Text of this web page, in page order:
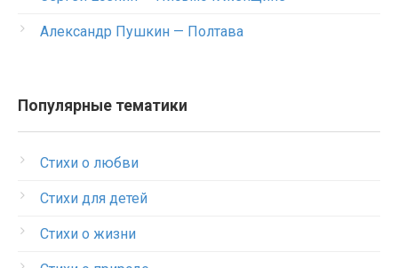
Александр Пушкин — Полтава
Популярные тематики
Стихи о любви
Стихи для детей
Стихи о жизни